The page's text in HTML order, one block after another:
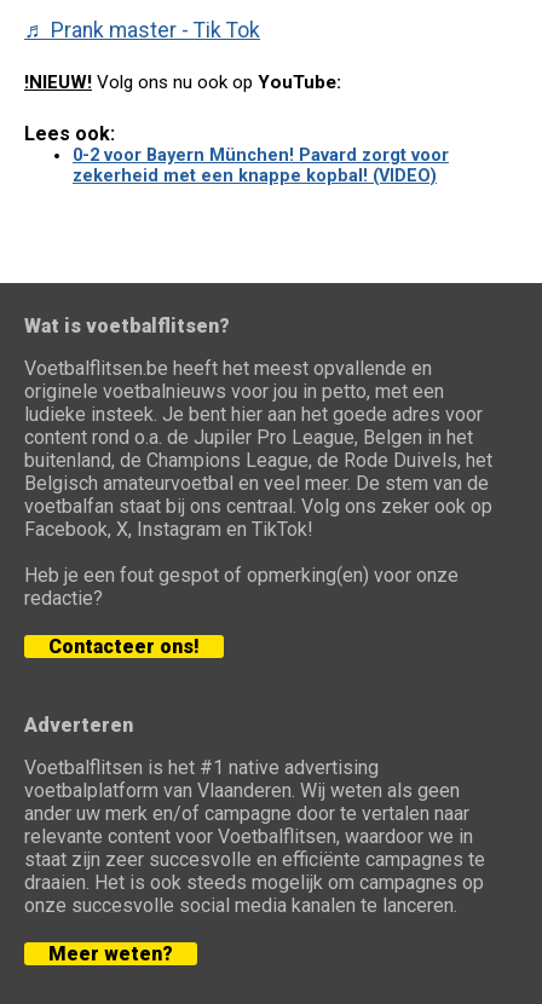
♬ Prank master - Tik Tok
!NIEUW! Volg ons nu ook op YouTube:
Lees ook:
0-2 voor Bayern München! Pavard zorgt voor
zekerheid met een knappe kopbal! (VIDEO)
Wat is voetbalflitsen?
Voetbalflitsen.be heeft het meest opvallende en
originele voetbalnieuws voor jou in petto, met een
ludieke insteek. Je bent hier aan het goede adres voor
content rond o.a. de Jupiler Pro League, Belgen in het
buitenland, de Champions League, de Rode Duivels, het
Belgisch amateurvoetbal en veel meer. De stem van de
voetbalfan staat bij ons centraal. Volg ons zeker ook op
Facebook, X, Instagram en TikTok!
Heb je een fout gespot of opmerking(en) voor onze
redactie?
Contacteer ons!
Adverteren
Voetbalflitsen is het #1 native advertising
voetbalplatform van Vlaanderen. Wij weten als geen
ander uw merk en/of campagne door te vertalen naar
relevante content voor Voetbalflitsen, waardoor we in
staat zijn zeer succesvolle en efficiënte campagnes te
draaien. Het is ook steeds mogelijk om campagnes op
onze succesvolle social media kanalen te lanceren.
Meer weten?